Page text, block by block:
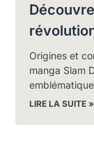
Origines et
manga Slam
LIRE LA SUITE »